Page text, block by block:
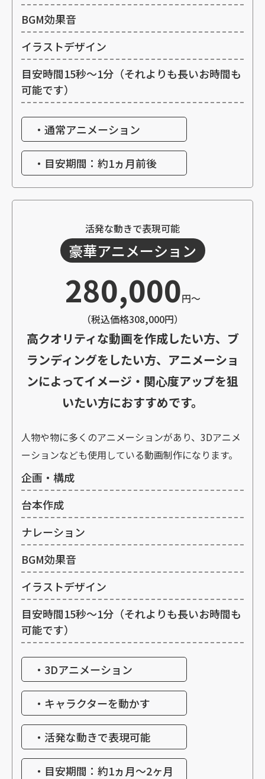
BGM効果音
イラストデザイン
目安時間15秒～1分（それよりも長いお時間も
可能です）
・通常アニメーション
・目安期間：約1ヵ月前後
活発な動きで表現可能
豪華アニメーション
280,000円～
（税込価格308,000円）
高クオリティな動画を作成したい方、ブ
ランディングをしたい方、アニメーショ
ンによってイメージ・関心度アップを狙
いたい方におすすめです。
人物や物に多くのアニメーションがあり、3Dアニメ
ーションなども使用している動画制作になります。
企画・構成
台本作成
ナレーション
BGM効果音
イラストデザイン
目安時間15秒～1分（それよりも長いお時間も
可能です）
・3Dアニメーション
・キャラクターを動かす
・活発な動きで表現可能
・目安期間：約1ヵ月～2ヶ月